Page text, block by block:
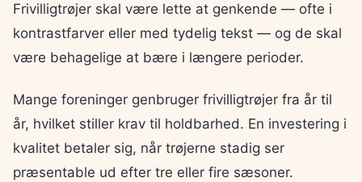
Frivilligtrøjer skal være lette at genkende — ofte i
kontrastfarver eller med tydelig tekst — og de skal
være behagelige at bære i længere perioder.
Mange foreninger genbruger frivilligtrøjer fra år til
år, hvilket stiller krav til holdbarhed. En investering i
kvalitet betaler sig, når trøjerne stadig ser
præsentable ud efter tre eller fire sæsoner.